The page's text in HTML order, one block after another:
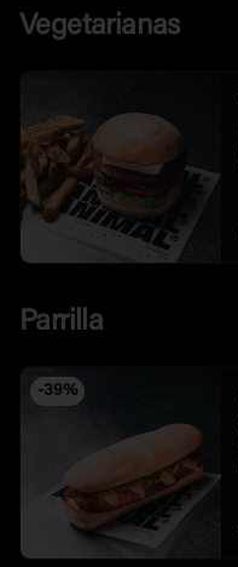
Vegetarianas
Parrilla
-39%